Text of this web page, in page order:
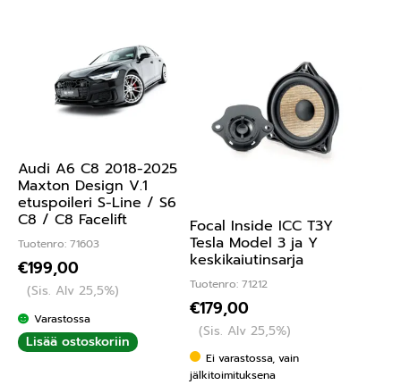
Audi A6 C8 2018-2025
Maxton Design V.1
etuspoileri S-Line / S6
C8 / C8 Facelift
Tuotenro: 71603
€199,00
(Sis. Alv 25,5%)
Varastossa
Lisää ostoskoriin
Focal Inside ICC T3Y
Tesla Model 3 ja Y
keskikaiutinsarja
Tuotenro: 71212
€179,00
(Sis. Alv 25,5%)
Ei varastossa, vain
jälkitoimituksena